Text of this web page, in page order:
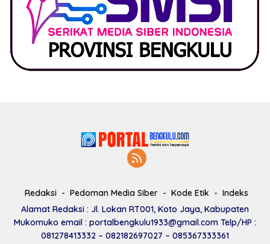
Redaksi Pedoman Media Siber Kode Etik
Indeks
Alamat Redaksi : Jl. Lokan RT001, Koto Jaya, Kabupaten
Mukomuko email : portalbengkulu1933@gmail.com Telp/HP :
081278413332 – 082182697027 – 085367333361